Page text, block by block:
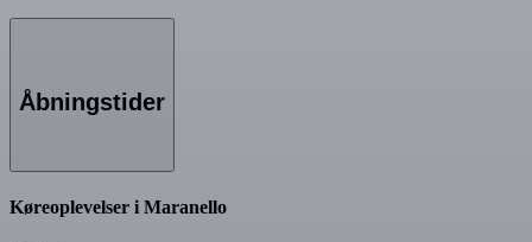
Åbningstider
Køreoplevelser i Maranello